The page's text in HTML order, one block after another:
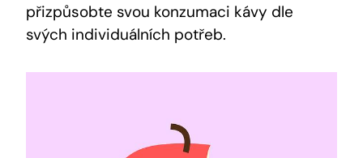
přizpůsobte svou konzumaci kávy dle
svých individuálních potřeb.